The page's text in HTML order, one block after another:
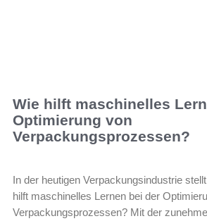
Wie hilft maschinelles
Optimierung von
Verpackungsprozessen?
In der heutigen Verpackungsindustrie
hilft maschinelles Lernen bei der
Verpackungsprozessen? Mit der